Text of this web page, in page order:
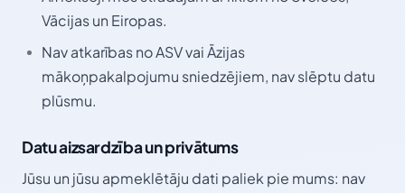
Vācijas un Eiropas.
Nav atkarības no ASV vai Āzijas
mākoņpakalpojumu sniedzējiem, nav slēptu datu
plūsmu.
Datu aizsardzība un privātums
Jūsu un jūsu apmeklētāju dati paliek pie mums: nav